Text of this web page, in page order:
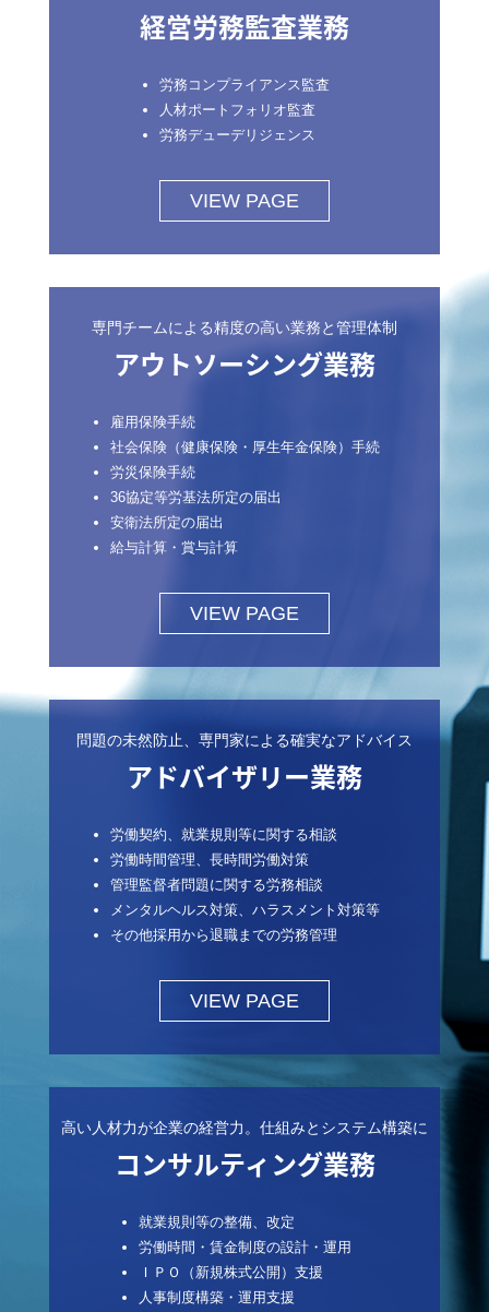
経営労務監査業務
労務コンプライアンス監査
人材ポートフォリオ監査
労務デューデリジェンス
VIEW PAGE
専門チームによる精度の高い業務と管理体制
アウトソーシング業務
雇用保険手続
社会保険（健康保険・厚生年金保険）手続
労災保険手続
36協定等労基法所定の届出
安衛法所定の届出
給与計算・賞与計算
VIEW PAGE
問題の未然防止、専門家による確実なアドバイス
アドバイザリー業務
労働契約、就業規則等に関する相談
労働時間管理、長時間労働対策
管理監督者問題に関する労務相談
メンタルヘルス対策、ハラスメント対策等
その他採用から退職までの労務管理
VIEW PAGE
高い人材力が企業の経営力。仕組みとシステム構築に
コンサルティング業務
就業規則等の整備、改定
労働時間・賃金制度の設計・運用
ＩＰＯ（新規株式公開）支援
人事制度構築・運用支援